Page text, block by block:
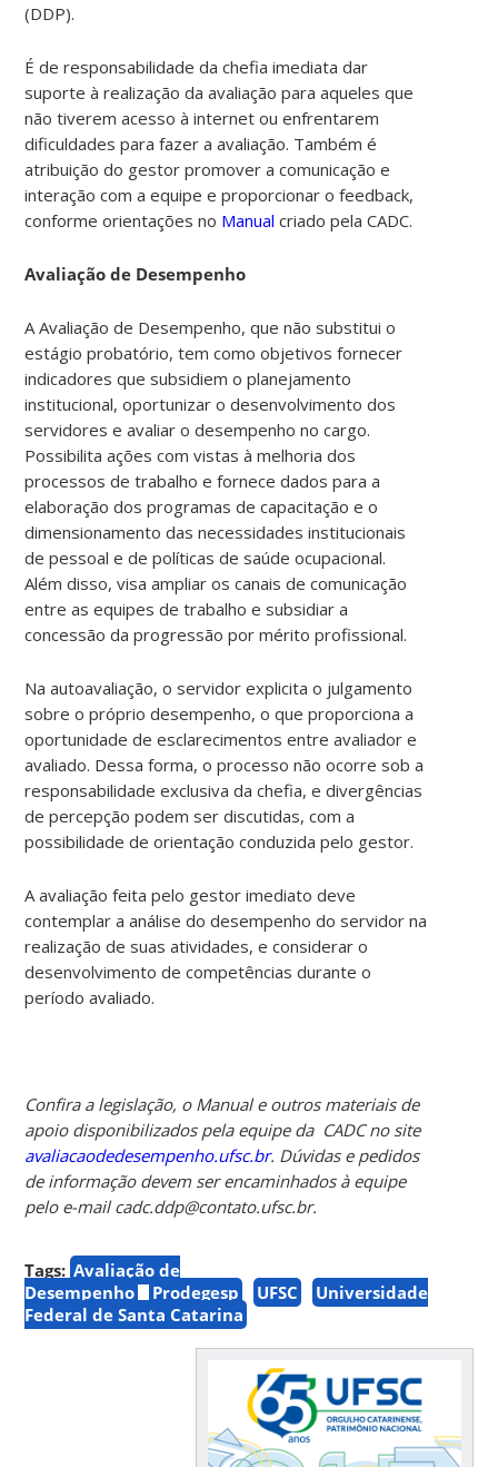
(DDP).
É de responsabilidade da chefia imediata dar
suporte à realização da avaliação para aqueles que
não tiverem acesso à internet ou enfrentarem
dificuldades para fazer a avaliação. Também é
atribuição do gestor promover a comunicação e
interação com a equipe e proporcionar o feedback,
conforme orientações no Manual criado pela CADC.
Avaliação de Desempenho
A Avaliação de Desempenho, que não substitui o
estágio probatório, tem como objetivos fornecer
indicadores que subsidiem o planejamento
institucional, oportunizar o desenvolvimento dos
servidores e avaliar o desempenho no cargo.
Possibilita ações com vistas à melhoria dos
processos de trabalho e fornece dados para a
elaboração dos programas de capacitação e o
dimensionamento das necessidades institucionais
de pessoal e de políticas de saúde ocupacional.
Além disso, visa ampliar os canais de comunicação
entre as equipes de trabalho e subsidiar a
concessão da progressão por mérito profissional.
Na autoavaliação, o servidor explicita o julgamento
sobre o próprio desempenho, o que proporciona a
oportunidade de esclarecimentos entre avaliador e
avaliado. Dessa forma, o processo não ocorre sob a
responsabilidade exclusiva da chefia, e divergências
de percepção podem ser discutidas, com a
possibilidade de orientação conduzida pelo gestor.
A avaliação feita pelo gestor imediato deve
contemplar a análise do desempenho do servidor na
realização de suas atividades, e considerar o
desenvolvimento de competências durante o
período avaliado.
Confira a legislação, o Manual e outros materiais de
apoio disponibilizados pela equipe da CADC no site
avaliacaodedesempenho.ufsc.br. Dúvidas e pedidos
de informação devem ser encaminhados à equipe
pelo e-mail cadc.ddp@contato.ufsc.br.
Tags: Avaliação de
Desempenho
Prodegesp UFSC
Universidade
Federal de Santa Catarina